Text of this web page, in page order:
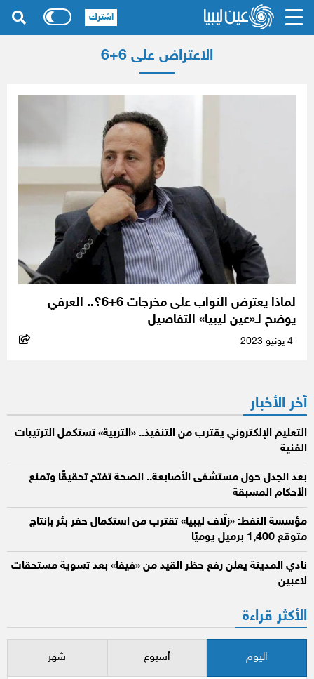
الاعتراض على 6+6
لماذا يعترض النواب على مخرجات 6+6؟.. العرفي
يوضح لـ«عين ليبيا» التفاصيل
آخر الأخبار
التعليم الإلكتروني يقترب من التنفيذ.. «التربية» تستكمل الترتيبات
الفنية
بعد الجدل حول مستشفى الأصابعة.. الصحة تفتح تحقيقًا وتمنع
الأحكام المسبقة
مؤسسة النفط: «زلّاف ليبيا» تقترب من استكمال حفر بئر بإنتاج
متوقع 1,400 برميل يوميًا
نادي المدينة يعلن رفع حظر القيد من «فيفا» بعد تسوية مستحقات
لاعبين
الأكثر قراءة
اليوم أسبوع شهر
اشترك